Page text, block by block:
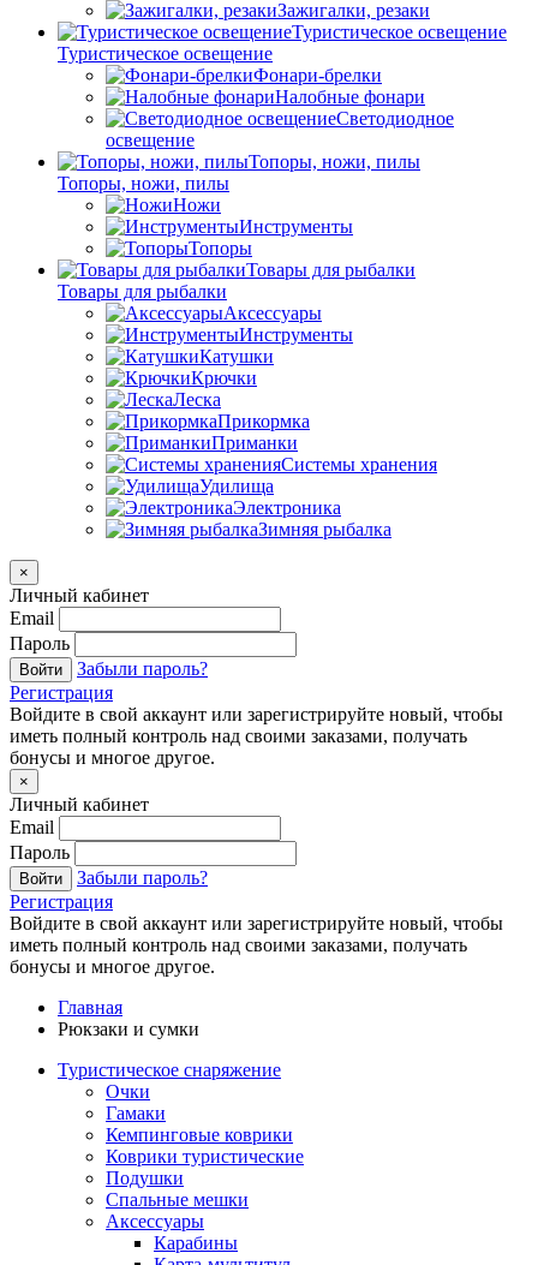
Зажигалки, резаки
Туристическое освещение
Туристическое освещение
Фонари-брелки
Налобные фонари
Светодиодное
освещение
Топоры, ножи, пилы
Топоры, ножи, пилы
Ножи
Инструменты
Топоры
Товары для рыбалки
Товары для рыбалки
Аксессуары
Инструменты
Катушки
Крючки
Леска
Прикормка
Приманки
Системы хранения
Удилища
Электроника
Зимняя рыбалка
×
Личный кабинет
Email
Пароль
Войти
Забыли пароль?
Регистрация
Войдите в свой аккаунт или зарегистрируйте новый, чтобы
иметь полный контроль над своими заказами, получать
бонусы и многое другое.
×
Личный кабинет
Email
Пароль
Войти
Забыли пароль?
Регистрация
Войдите в свой аккаунт или зарегистрируйте новый, чтобы
иметь полный контроль над своими заказами, получать
бонусы и многое другое.
Главная
Рюкзаки и сумки
Туристическое снаряжение
Очки
Гамаки
Кемпинговые коврики
Коврики туристические
Подушки
Спальные мешки
Аксессуары
Карабины